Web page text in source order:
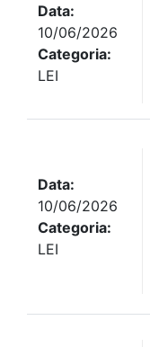
Data:
10/06/2026
Categoria:
LEI
Data:
10/06/2026
Categoria:
LEI